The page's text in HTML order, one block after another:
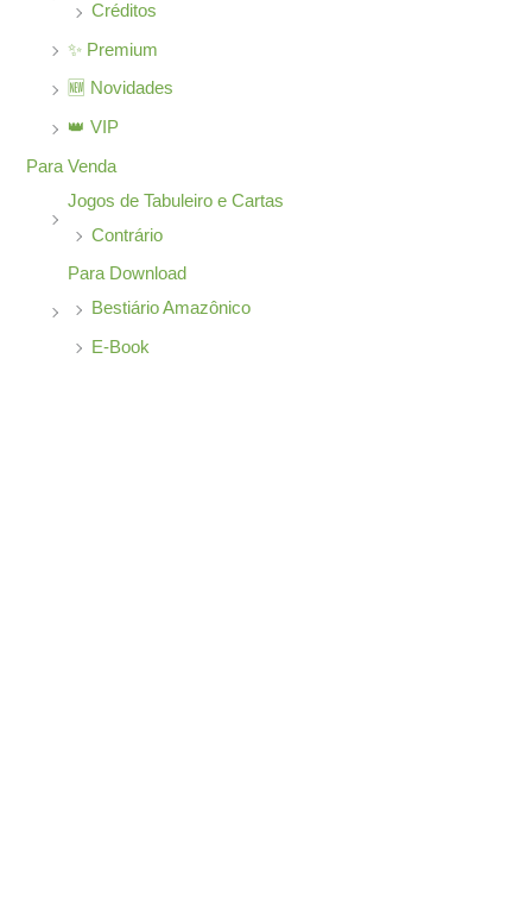
Créditos
✨ Premium
🆕 Novidades
👑 VIP
Para Venda
Jogos de Tabuleiro e Cartas
Contrário
Para Download
Bestiário Amazônico
E-Book